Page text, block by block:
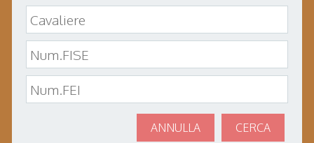
CERCA
ANNULLA